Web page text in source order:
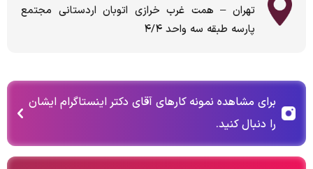
تهران – همت غرب خرازي اتوبان اردستاني مجتمع
پارسه طبقه سه واحد ٤/٤
برای مشاهده نمونه کارهای آقای دکتر اینستاگرام ایشان
را دنبال کنید.